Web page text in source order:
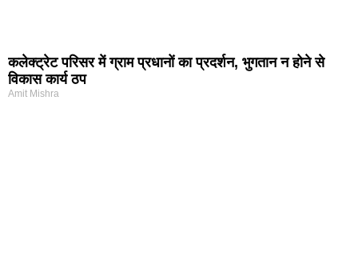
कलेक्ट्रेट परिसर में ग्राम प्रधानों का प्रदर्शन, भुगतान न होने से
विकास कार्य ठप
Amit Mishra